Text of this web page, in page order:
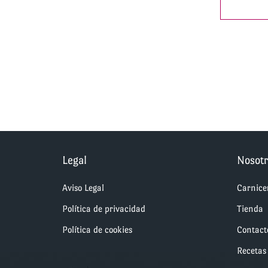
Legal
Aviso Legal
Política de privacidad
Política de cookies
Tienda
Recetas